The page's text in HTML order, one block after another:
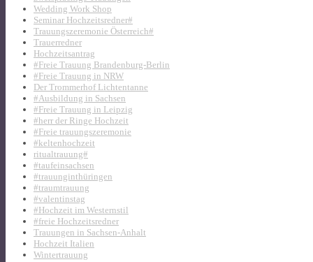
Wedding Work Shop
Seminar Hochzeitsredner#
Trauungszeremonie Österreich#
Trauerredner
Hochzeitsantrag
#Freie Trauung Brandenburg-Berlin
#Freie Trauung in NRW
Der Trommerhof Lichtentanne
#Ausbildung in Sachsen
#Freie Trauung in Leipzig
#herr der Ringe Hochzeit
#Freie trauungszeremonie
#keltenhochzeit
ritualtrauung#
#taufeinsachsen
#trauunginthüringen
#traumtrauung
#valentinstag
#Hochzeit im Westernstil
#freie Hochzeitsredner
Trauungen in Sachsen-Anhalt
Hochzeit Italien
Wintertrauung